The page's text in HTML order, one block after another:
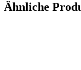
Ähnliche